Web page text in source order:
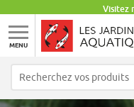
Visitez
MENU